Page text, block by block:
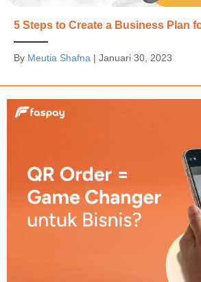
5 Steps to Create a Business Plan
By Meutia Shafna | Januari 30, 2023